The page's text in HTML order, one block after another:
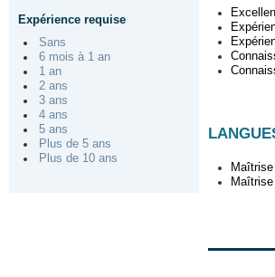
Expérience requise
Sans
6 mois à 1 an
1 an
2 ans
3 ans
4 ans
5 ans
Plus de 5 ans
Plus de 10 ans
Maîtrise